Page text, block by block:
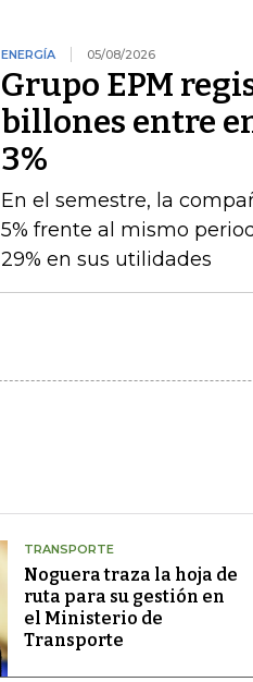
ENERGÍA 05/08/2026
Grupo EPM
billones entre
3%
En el semestre, la
5% frente al mismo
29% en sus utilidades
TRANSPORTE
Noguera traza la hoja de
ruta para su gestión en
el Ministerio de
Transporte